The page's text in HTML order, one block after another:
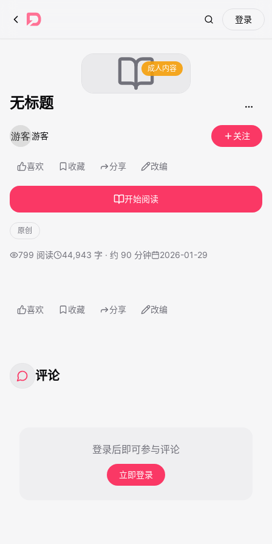
Search登录
成人内容
无标题
游客 关注
喜欢 收藏 分享 改编
开始阅读
原创
799 阅读 44,943 字 · 约 90 分钟 2026-01-29
喜欢 收藏 分享 改编
评论
登录后即可参与评论
立即登录